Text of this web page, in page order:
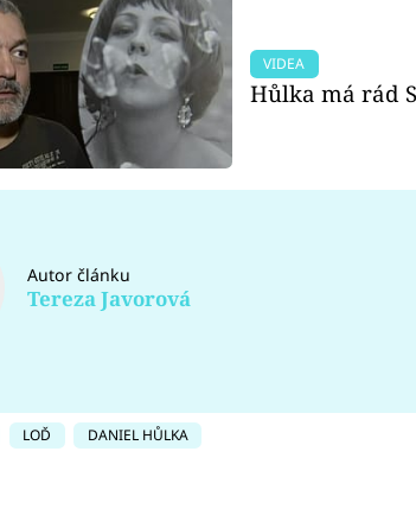
VIDEA
Hůlka má rád
Autor článku
Tereza Javorová
LOĎ DANIEL HŮLKA